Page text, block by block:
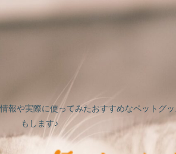
や実際に使ってみたおすすめなペットグ
もします♪